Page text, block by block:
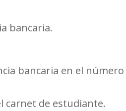
bancaria.
bancaria en el número
carnet de estudiante.